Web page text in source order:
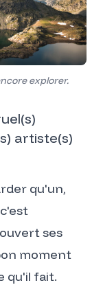
explorer.
artiste(s)
qu'un,
ses
moment
qu'il fait.